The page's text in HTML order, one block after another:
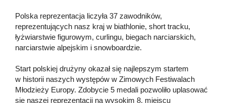
Polska reprezentacja liczyła 37 zawodników,
reprezentujących nasz kraj w biathlonie, short tracku,
łyżwiarstwie figurowym, curlingu, biegach narciarskich,
narciarstwie alpejskim i snowboardzie.
Start polskiej drużyny okazał się najlepszym startem
w historii naszych występów w Zimowych Festiwalach
Młodzieży Europy. Zdobycie 5 medali pozwoliło uplasować
się naszej reprezentacji na wysokim 8. miejscu